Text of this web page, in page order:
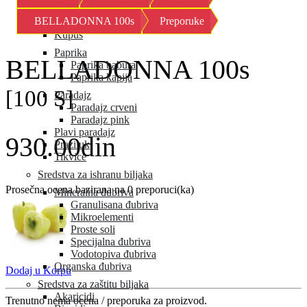
Kornison
Krastavac
Kupus
Paprika
Paprika babura
Paprika kapija
Paradajz
Paradajz crveni
Paradajz pink
Plavi paradajz
Praziluk
Tikvice
Sredstva za ishranu biljaka
Mineralna đubriva
Granulisana đubriva
Mikroelementi
Proste soli
Specijalna đubriva
Vodotopiva đubriva
Organska đubriva
Sredstva za zaštitu biljaka
Akaricidi
BELLADONNA 100s Preporuke
BELLADONNA 100s
[100 S]
930.00din
Prosečna ocena bazirana na 0 preporuci(ka)
Dodaj u Korpu
Trenutno nema ocena / preporuka za proizvod.